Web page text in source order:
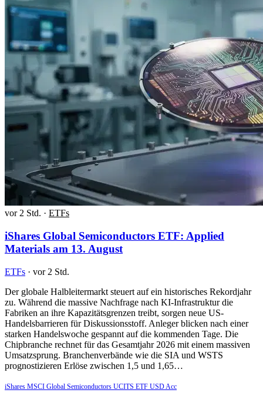
vor 2 Std. · ETFs
iShares Global Semiconductors ETF: Applied
Materials am 13. August
ETFs · vor 2 Std.
Der globale Halbleitermarkt steuert auf ein historisches Rekordjahr
zu. Während die massive Nachfrage nach KI-Infrastruktur die
Fabriken an ihre Kapazitätsgrenzen treibt, sorgen neue US-
Handelsbarrieren für Diskussionsstoff. Anleger blicken nach einer
starken Handelswoche gespannt auf die kommenden Tage. Die
Chipbranche rechnet für das Gesamtjahr 2026 mit einem massiven
Umsatzsprung. Branchenverbände wie die SIA und WSTS
prognostizieren Erlöse zwischen 1,5 und 1,65…
iShares MSCI Global Semiconductors UCITS ETF USD Acc